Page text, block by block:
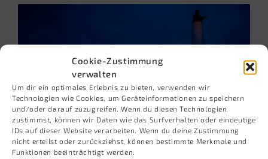
Cookie-Zustimmung
verwalten
Um dir ein optimales Erlebnis zu bieten, verwenden wir
Technologien wie Cookies, um Geräteinformationen zu speichern
und/oder darauf zuzugreifen. Wenn du diesen Technologien
zustimmst, können wir Daten wie das Surfverhalten oder eindeutige
IDs auf dieser Website verarbeiten. Wenn du deine Zustimmung
nicht erteilst oder zurückziehst, können bestimmte Merkmale und
Funktionen beeinträchtigt werden.
Hohe See, echte Herausforderungen:
Angehende Seelotsen sammeln wertvolle